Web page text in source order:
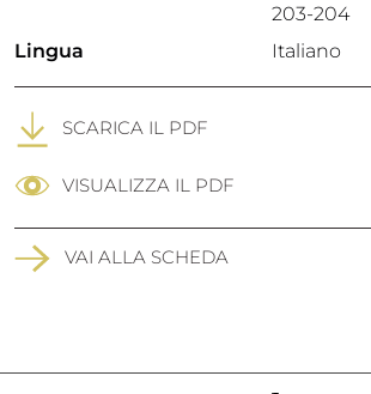
203-204
Lingua
Italiano
SCARICA IL PDF
VISUALIZZA IL PDF
VAI ALLA SCHEDA